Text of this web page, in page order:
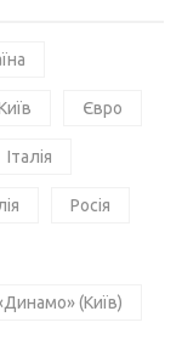
Євро
Італія
Росія
(Київ)